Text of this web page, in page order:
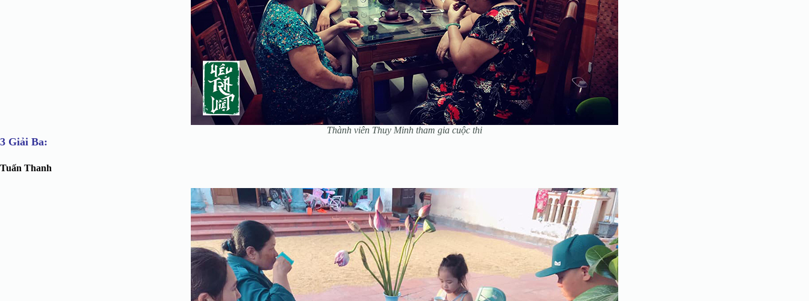
Thành viên Thuy Minh tham gia cuộc thi
3 Giải Ba:
Tuấn Thanh